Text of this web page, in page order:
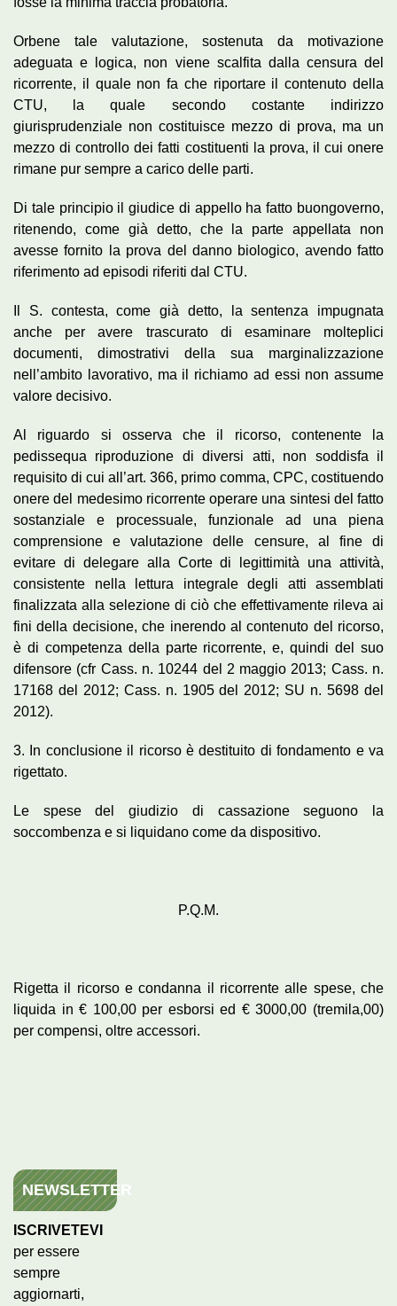
Orbene tale valutazione, sostenuta da motivazione
adeguata e logica, non viene scalfita dalla censura del
ricorrente, il quale non fa che riportare il contenuto della
CTU, la quale secondo costante indirizzo
giurisprudenziale non costituisce mezzo di prova, ma un
mezzo di controllo dei fatti costituenti la prova, il cui onere
rimane pur sempre a carico delle parti.
Di tale principio il giudice di appello ha fatto buongoverno,
ritenendo, come già detto, che la parte appellata non
avesse fornito la prova del danno biologico, avendo fatto
riferimento ad episodi riferiti dal CTU.
Il S. contesta, come già detto, la sentenza impugnata
anche per avere trascurato di esaminare molteplici
documenti, dimostrativi della sua marginalizzazione
nell’ambito lavorativo, ma il richiamo ad essi non assume
valore decisivo.
Al riguardo si osserva che il ricorso, contenente la
pedissequa riproduzione di diversi atti, non soddisfa il
requisito di cui all’art. 366, primo comma, CPC, costituendo
onere del medesimo ricorrente operare una sintesi del fatto
sostanziale e processuale, funzionale ad una piena
comprensione e valutazione delle censure, al fine di
evitare di delegare alla Corte di legittimità una attività,
consistente nella lettura integrale degli atti assemblati
finalizzata alla selezione di ciò che effettivamente rileva ai
fini della decisione, che inerendo al contenuto del ricorso,
è di competenza della parte ricorrente, e, quindi del suo
difensore (cfr Cass. n. 10244 del 2 maggio 2013; Cass. n.
17168 del 2012; Cass. n. 1905 del 2012; SU n. 5698 del
2012).
3. In conclusione il ricorso è destituito di fondamento e va
rigettato.
Le spese del giudizio di cassazione seguono la
soccombenza e si liquidano come da dispositivo.
P.Q.M.
Rigetta il ricorso e condanna il ricorrente alle spese, che
liquida in € 100,00 per esborsi ed € 3000,00 (tremila,00)
per compensi, oltre accessori.
NEWSLETTER
ISCRIVETEVI
per essere
sempre
aggiornarti,